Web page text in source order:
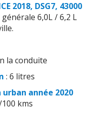
2018, DSG7, 43000
6,0L / 6,2 L
la conduite
: 6 litres
urban année 2020
kms